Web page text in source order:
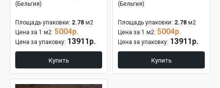
(Бельгия)
Площадь упаковки: 2.78 м2
Цена за 1 м2: 5004р.
Цена за упаковку: 13911р.
Купить
(Бельгия)
Площадь упаковки: 2.78 м2
Цена за 1 м2: 5004р.
Цена за упаковку: 13911р.
Купить